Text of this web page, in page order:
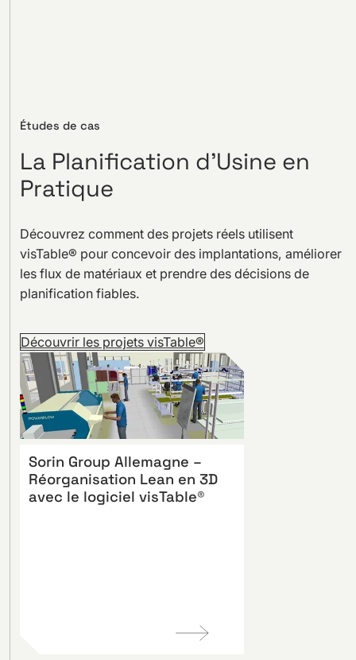
Études de cas
La Planification d’Usine en
Pratique
Découvrez comment des projets réels utilisent
visTable® pour concevoir des implantations, améliorer
les flux de matériaux et prendre des décisions de
planification fiables.
Sorin Group Allemagne –
Réorganisation Lean en 3D
avec le logiciel visTable®
Découvrir les projets visTable®